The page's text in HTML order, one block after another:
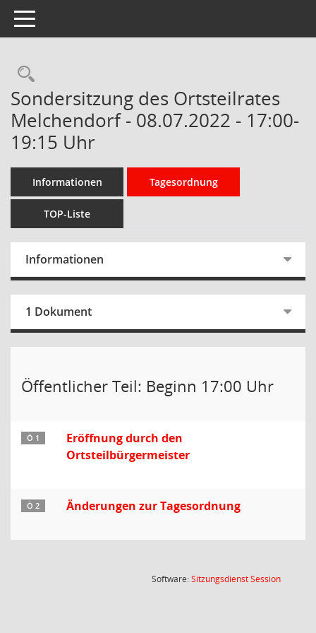
Toggle navigation
Rechercheauswahl
Sondersitzung des Ortsteilrates
Melchendorf - 08.07.2022 - 17:00-
19:15 Uhr
Informationen Tagesordnung
TOP-Liste
Informationen
1 Dokument
Öffentlicher Teil: Beginn 17:00 Uhr
Ö 1
Eröffnung durch den
Ortsteilbürgermeister
Ö 2 Änderungen zur Tagesordnung
Software:SitzungsdienstSession(Wird in